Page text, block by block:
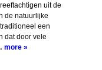
uit de
de natuurlijke
een
dat door vele
more »